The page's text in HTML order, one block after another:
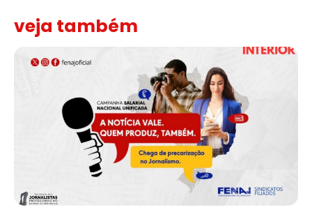
veja também
Assinada nova CCT de jornais e revistas do interior